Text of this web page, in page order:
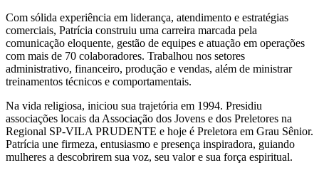
Com sólida experiência em liderança, atendimento e estratégias
comerciais, Patrícia construiu uma carreira marcada pela
comunicação eloquente, gestão de equipes e atuação em operações
com mais de 70 colaboradores. Trabalhou nos setores
administrativo, financeiro, produção e vendas, além de ministrar
treinamentos técnicos e comportamentais.
Na vida religiosa, iniciou sua trajetória em 1994. Presidiu
associações locais da Associação dos Jovens e dos Preletores na
Regional SP-VILA PRUDENTE e hoje é Preletora em Grau Sênior.
Patrícia une firmeza, entusiasmo e presença inspiradora, guiando
mulheres a descobrirem sua voz, seu valor e sua força espiritual.